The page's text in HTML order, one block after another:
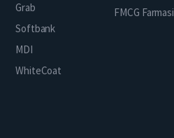
Grab
Softbank
MDI
WhiteCoat
FMCG Farmasi